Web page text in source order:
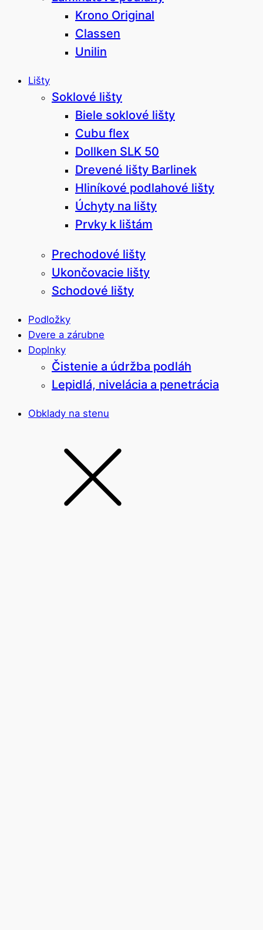
Krono Original
Classen
Unilin
Lišty
Soklové lišty
Biele soklové lišty
Cubu flex
Dollken SLK 50
Drevené lišty Barlinek
Hliníkové podlahové lišty
Úchyty na lišty
Prvky k lištám
Prechodové lišty
Ukončovacie lišty
Schodové lišty
Podložky
Dvere a zárubne
Doplnky
Čistenie a údržba podláh
Lepidlá, nivelácia a penetrácia
Obklady na stenu